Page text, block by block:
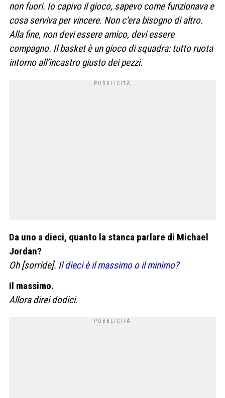
non fuori. Io capivo il gioco, sapevo come funzionava e
cosa serviva per vincere. Non c’era bisogno di altro.
Alla fine, non devi essere amico, devi essere
compagno. Il basket è un gioco di squadra: tutto ruota
intorno all’incastro giusto dei pezzi.
Da uno a dieci, quanto la stanca parlare di Michael
Jordan?
Oh [sorride]. Il dieci è il massimo o il minimo?
Il massimo.
Allora direi dodici.